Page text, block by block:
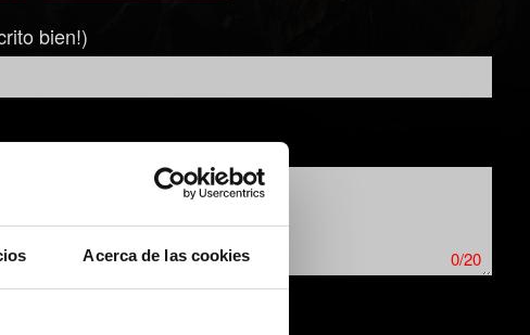
Acerca de las cookies
bien!)
0/20